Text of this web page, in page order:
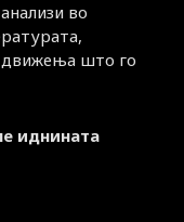
во
што го
иднината